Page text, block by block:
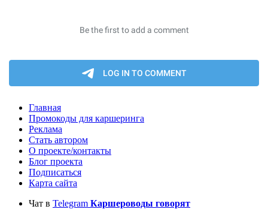
Главная
Промокоды для каршеринга
Реклама
Стать автором
О проекте/контакты
Блог проекта
Подписаться
Карта сайта
Чат в Telegram Каршероводы говорят